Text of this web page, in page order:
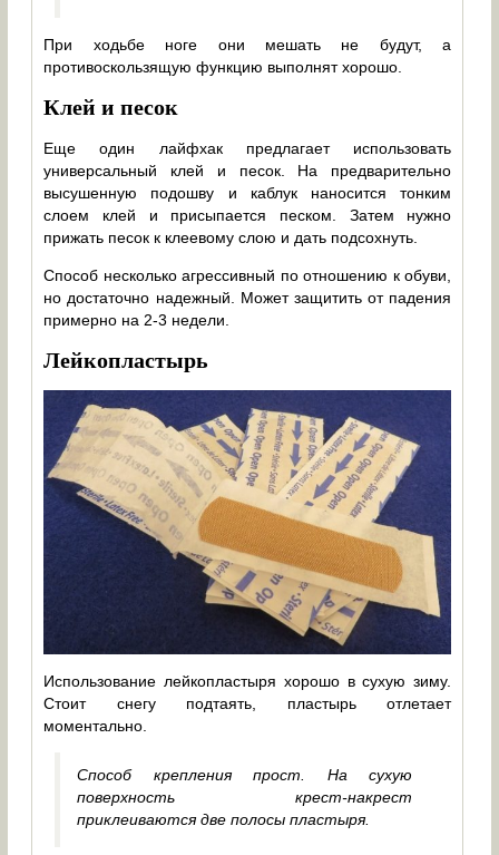
При ходьбе ноге они мешать не будут, а
противоскользящую функцию выполнят хорошо.
Клей и песок
Еще один лайфхак предлагает использовать
универсальный клей и песок. На предварительно
высушенную подошву и каблук наносится тонким
слоем клей и присыпается песком. Затем нужно
прижать песок к клеевому слою и дать подсохнуть.
Способ несколько агрессивный по отношению к обуви,
но достаточно надежный. Может защитить от падения
примерно на 2-3 недели.
Лейкопластырь
Использование лейкопластыря хорошо в сухую зиму.
Стоит снегу подтаять, пластырь отлетает
моментально.
Способ крепления прост. На сухую
поверхность крест-накрест
приклеиваются две полосы пластыря.